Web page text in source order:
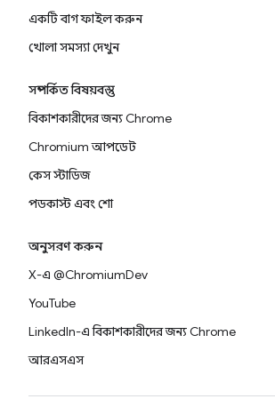
একটি বাগ ফাইল করুন
খোলা সমস্যা দেখুন
সম্পর্কিত বিষয়বস্তু
বিকাশকারীদের জন্য Chrome
Chromium আপডেট
কেস স্টাডিজ
পডকাস্ট এবং শো
অনুসরণ করুন
X-এ @ChromiumDev
YouTube
LinkedIn-এ বিকাশকারীদের জন্য Chrome
আরএসএস